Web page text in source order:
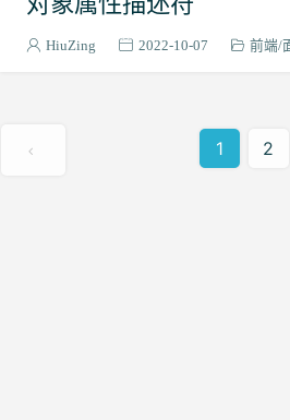
HiuZing 2022-10-07 前端
1 2